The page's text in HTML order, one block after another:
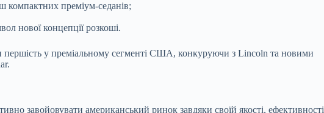
компактних преміум-седанів;
нової концепції розкоші.
у преміальному сегменті США, конкуруючи з Lincoln та новими
завойовувати американський ринок завдяки своїй якості, ефективності